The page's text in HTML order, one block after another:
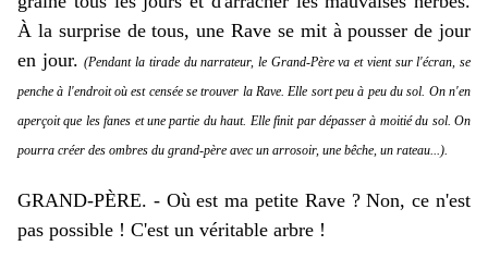
À la surprise de tous, une Rave se mit à pousser de jour
en jour.(Pendant la tirade du narrateur, le Grand-Père va et vient sur l'écran, se
penche à l'endroit où est censée se trouver la Rave. Elle sort peu à peu du sol. On n'en
aperçoit que les fanes et une partie du haut. Elle finit par dépasser à moitié du sol. On
pourra créer des ombres du grand-père avec un arrosoir, une bêche, un rateau...).
GRAND-PÈRE. - Où est ma petite Rave ? Non, ce n'est
pas possible ! C'est un véritable arbre !